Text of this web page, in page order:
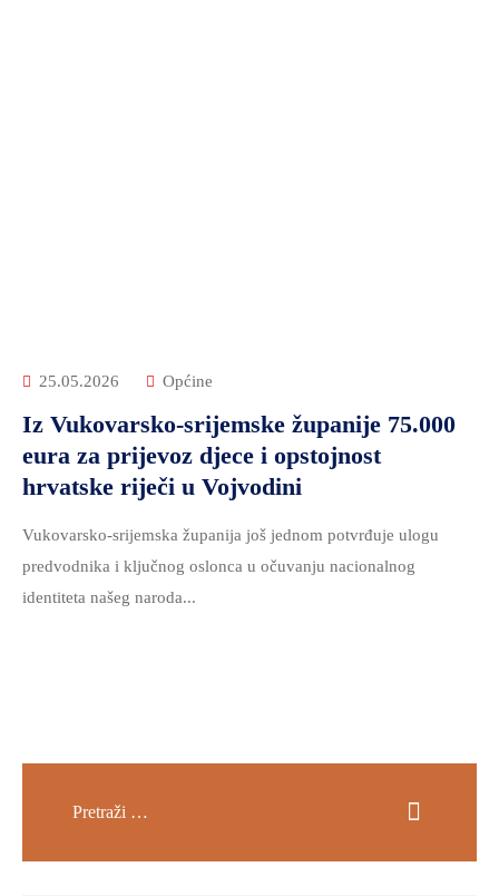
25.05.2026 Općine
Iz Vukovarsko-srijemske županije 75.000
eura za prijevoz djece i opstojnost
hrvatske riječi u Vojvodini
Vukovarsko-srijemska županija još jednom potvrđuje ulogu
predvodnika i ključnog oslonca u očuvanju nacionalnog
identiteta našeg naroda...